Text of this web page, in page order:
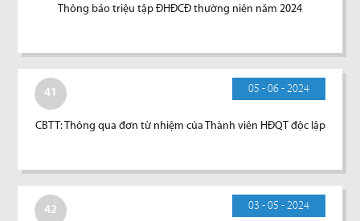
Thông báo triệu tập ĐHĐCĐ thường niên năm 2024
41 05 - 06 - 2024
CBTT: Thông qua đơn từ nhiệm của Thành viên HĐQT độc lập
42 03 - 05 - 2024